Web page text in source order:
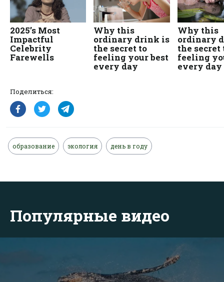
Поделиться:
образование экология день в году
Популярные видео